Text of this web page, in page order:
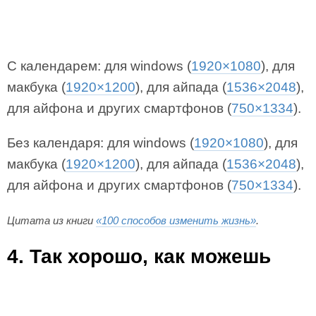
С календарем: для windows (1920×1080), для
макбука (1920×1200), для айпада (1536×2048),
для айфона и других смартфонов (750×1334).
Без календаря: для windows (1920×1080), для
макбука (1920×1200), для айпада (1536×2048),
для айфона и других смартфонов (750×1334).
Цитата из книги «100 способов изменить жизнь».
4. Так хорошо, как можешь